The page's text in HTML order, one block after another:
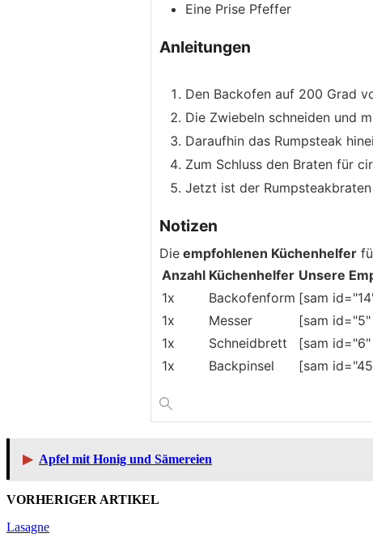
Eine Prise Pfeffer
Anleitungen
Den Backofen auf 200 Grad
Die Zwiebeln schneiden und
Daraufhin das Rumpsteak
Zum Schluss den Braten für
Jetzt ist der
Notizen
Die empfohlenen Küchenhelfer
Anzahl Küchenhelfer Unsere
1x
Backofenform [sam
1x
Messer
[sam
1x
Schneidbrett
[sam
1x
Backpinsel [sam
▶ Apfel mit Honig und Sämereien
VORHERIGER ARTIKEL
Lasagne